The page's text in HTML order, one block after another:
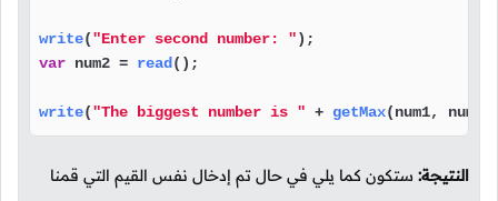
write("Enter second number: "
var num2 = read ();
write("The biggest number is " + getMax(num1,
النتيجة: ستكون كما يلي في حال تم إدخال نفس القيم التي قمنا